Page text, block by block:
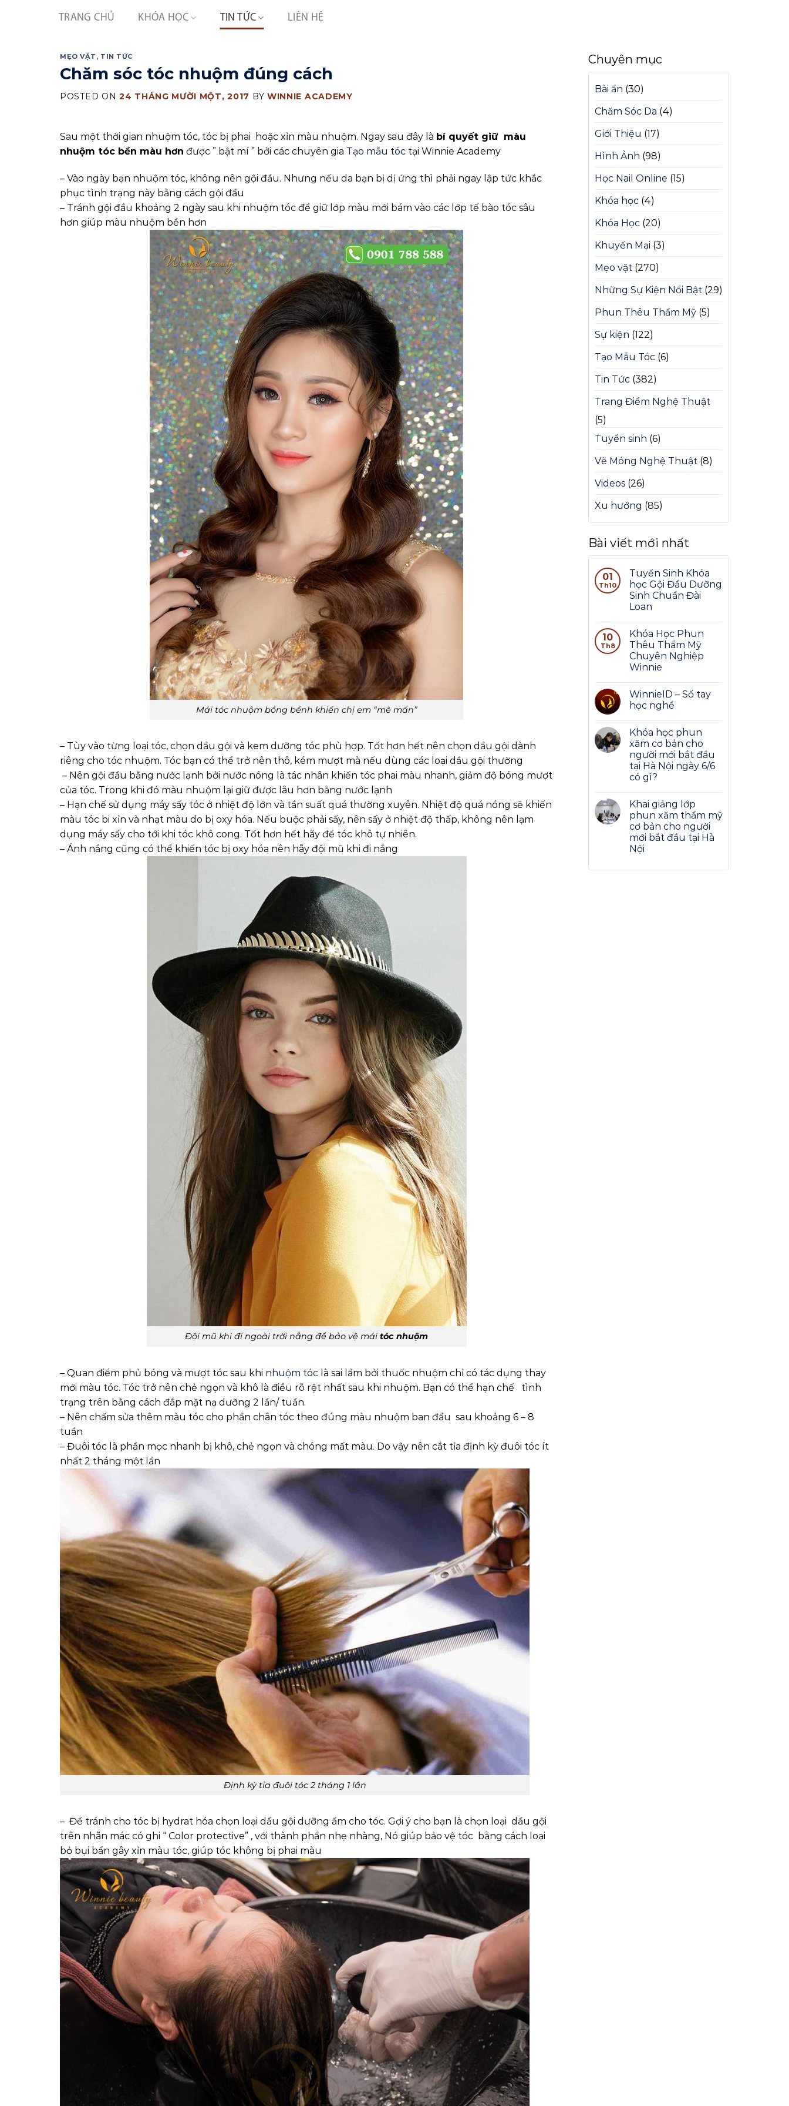
TRANG CHỦ KHÓA HỌC TIN TỨC LIÊN HỆ
MẸO VẶT , TIN TỨC
Chăm sóc tóc nhuộm đúng cách
POSTED ON 24 THÁNG MƯỜI MỘT, 2017 BY WINNIE ACADEMY
Sau một thời gian nhuộm tóc, tóc bị phai hoặc xỉn màu nhuộm. Ngay sau đây là bí quyết giữ màu
nhuộm tóc bền màu hơn được ” bật mí ” bởi các chuyên gia Tạo mẫu tóc tại Winnie Academy
– Vào ngày bạn nhuộm tóc, không nên gội đầu. Nhưng nếu da bạn bị dị ứng thì phải ngay lập tức khắc
phục tình trạng này bằng cách gội đầu
– Tránh gội đầu khoảng 2 ngày sau khi nhuộm tóc để giữ lớp màu mới bám vào các lớp tế bào tóc sâu
hơn giúp màu nhuộm bền hơn
Mái tóc nhuộm bồng bềnh khiến chị em “mê mẩn”
– Tùy vào từng loại tóc, chọn dầu gội và kem dưỡng tóc phù hợp. Tốt hơn hết nên chọn dầu gội dành
riêng cho tóc nhuộm. Tóc bạn có thể trở nên thô, kém mượt mà nếu dùng các loại dầu gội thường
– Nên gội đầu bằng nước lạnh bởi nước nóng là tác nhân khiến tóc phai màu nhanh, giảm độ bóng mượt
của tóc. Trong khi đó màu nhuộm lại giữ được lâu hơn bằng nước lạnh
– Hạn chế sử dụng máy sấy tóc ở nhiệt độ lớn và tần suất quá thường xuyên. Nhiệt độ quá nóng sẽ khiến
màu tóc bi xỉn và nhạt màu do bị oxy hóa. Nếu buộc phải sấy, nên sấy ở nhiệt độ thấp, không nên lạm
dụng máy sấy cho tới khi tóc khô cong. Tốt hơn hết hãy để tóc khô tự nhiên.
– Ánh nắng cũng có thể khiến tóc bị oxy hóa nên hãy đội mũ khi đi nắng
Đội mũ khi đi ngoài trời nắng để bảo vệ mái tóc nhuộm
– Quan điểm phủ bóng và mượt tóc sau khi nhuộm tóc là sai lầm bởi thuốc nhuộm chỉ có tác dụng thay
mới màu tóc. Tóc trở nên chẻ ngọn và khô là điều rõ rệt nhất sau khi nhuộm. Bạn có thể hạn chế tình
trạng trên bằng cách đắp mặt nạ dưỡng 2 lần/ tuần.
– Nên chấm sửa thêm màu tóc cho phần chân tóc theo đúng màu nhuộm ban đầu sau khoảng 6 – 8
tuần
– Đuôi tóc là phần mọc nhanh bị khô, chẻ ngọn và chóng mất màu. Do vậy nên cắt tỉa định kỳ đuôi tóc ít
nhất 2 tháng một lần
Định kỳ tỉa đuôi tóc 2 tháng 1 lần
– Để tránh cho tóc bị hydrat hóa chọn loại dầu gội dưỡng ẩm cho tóc. Gợi ý cho bạn là chọn loại dầu gội
trên nhãn mác có ghi “ Color protective” , với thành phần nhẹ nhàng, Nó giúp bảo vệ tóc bằng cách loại
bỏ bụi bẩn gây xỉn màu tóc, giúp tóc không bị phai màu
Chuyên mục
Bài ẩn (30)
Chăm Sóc Da (4)
Giới Thiệu (17)
Hình Ảnh (98)
Học Nail Online (15)
Khóa học (4)
Khóa Học (20)
Khuyến Mại (3)
Mẹo vặt (270)
Những Sự Kiện Nổi Bật (29)
Phun Thêu Thẩm Mỹ (5)
Sự kiện (122)
Tạo Mẫu Tóc (6)
Tin Tức (382)
Trang Điểm Nghệ Thuật
(5)
Tuyển sinh (6)
Vẽ Móng Nghệ Thuật (8)
Videos (26)
Xu hướng (85)
Bài viết mới nhất
01
Th10
Tuyển Sinh Khóa
học Gội Đầu Dưỡng
Sinh Chuẩn Đài
Loan
10
Th8
Khóa Học Phun
Thêu Thẩm Mỹ
Chuyên Nghiệp
Winnie
WinnieID – Sổ tay
học nghề
Khóa học phun
xăm cơ bản cho
người mới bắt đầu
tại Hà Nội ngày 6/6
có gì?
Khai giảng lớp
phun xăm thẩm mỹ
cơ bản cho người
mới bắt đầu tại Hà
Nội